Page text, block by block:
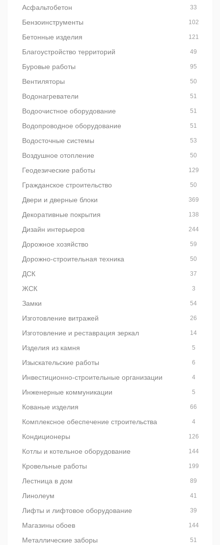
Асфальтобетон 33
Бензоинструменты 102
Бетонные изделия 121
Благоустройство территорий 49
Буровые работы 95
Вентиляторы 50
Водонагреватели 51
Водоочистное оборудование 51
Водопроводное оборудование 51
Водосточные системы 53
Воздушное отопление 50
Геодезические работы 129
Гражданское строительство 50
Двери и дверные блоки 369
Декоративные покрытия 138
Дизайн интерьеров 244
Дорожное хозяйство 59
Дорожно-строительная техника 50
ДСК 37
ЖСК 3
Замки 54
Изготовление витражей 26
Изготовление и реставрация зеркал 14
Изделия из камня 5
Изыскательские работы 6
Инвестиционно-строительные организации 4
Инженерные коммуникации 5
Кованые изделия 66
Комплексное обеспечение строительства 4
Кондиционеры 126
Котлы и котельное оборудование 144
Кровельные работы 199
Лестница в дом 89
Линолеум 41
Лифты и лифтовое оборудование 39
Магазины обоев 144
Металлические заборы 51